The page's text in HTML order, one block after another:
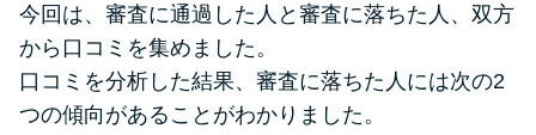
街金とは？絶対審査通る？借金
に悩む人へ街金をおすすめしな
い理由
今回は、審査に通過した人と審査に落ちた人、双方
から口コミを集めました。
口コミを分析した結果、審査に落ちた人には次の2
つの傾向があることがわかりました。